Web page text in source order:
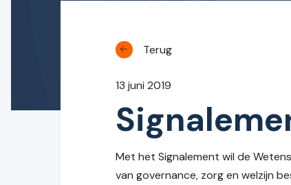
Terug
13 juni 2019
Met het Signalement wil de
van governance, zorg en welzijn